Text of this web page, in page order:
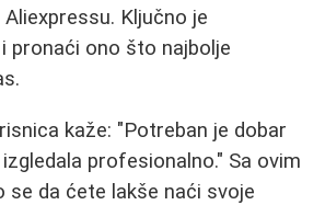
Ključno je
pronaći ono što najbolje
kaže: "Potreban je dobar
profesionalno." Sa ovim
se da ćete lakše naći svoje